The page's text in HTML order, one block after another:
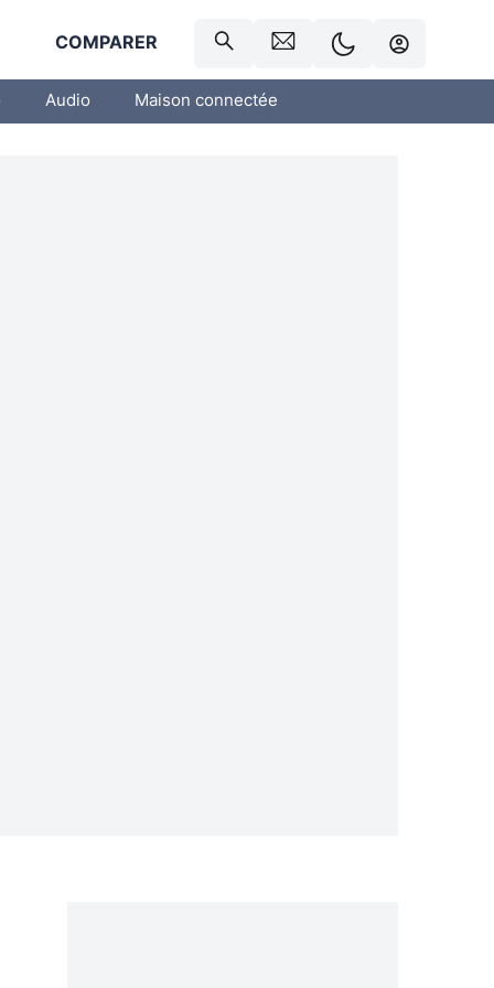
COMPARER
Audio Maison connectée